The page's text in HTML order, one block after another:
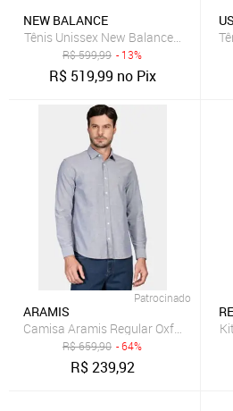
NEW BALANCE
Tênis Unissex New Balance 327v1
R$599,99 - 13%
R$ 519,99 no Pix
Patrocinado
ARAMIS
Camisa Aramis Regular Oxford
R$659,90 - 64%
R$239,92